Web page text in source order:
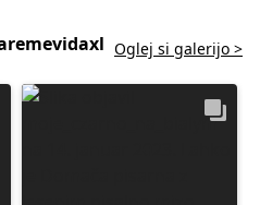
Oglej si galerijo >